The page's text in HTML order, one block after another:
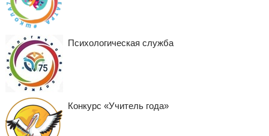
Психологическая служба
Конкурс «Учитель года»